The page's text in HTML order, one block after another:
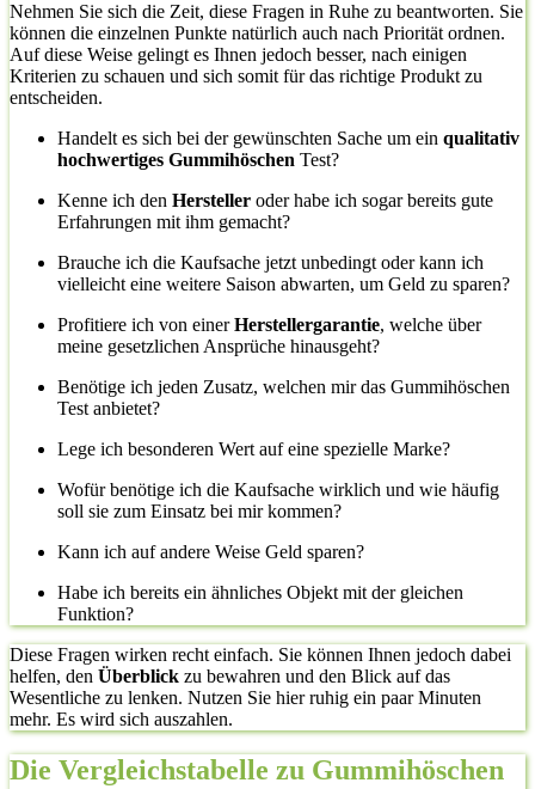
Nehmen Sie sich die Zeit, diese Fragen in Ruhe zu beantworten. Sie
können die einzelnen Punkte natürlich auch nach Priorität ordnen.
Auf diese Weise gelingt es Ihnen jedoch besser, nach einigen
Kriterien zu schauen und sich somit für das richtige Produkt zu
entscheiden.
Handelt es sich bei der gewünschten Sache um ein qualitativ
hochwertiges Gummihöschen Test?
Kenne ich den Hersteller oder habe ich sogar bereits gute
Erfahrungen mit ihm gemacht?
Brauche ich die Kaufsache jetzt unbedingt oder kann ich
vielleicht eine weitere Saison abwarten, um Geld zu sparen?
Profitiere ich von einerHerstellergarantie, welche über
meine gesetzlichen Ansprüche hinausgeht?
Benötige ich jeden Zusatz, welchen mir das Gummihöschen
Test anbietet?
Lege ich besonderen Wert auf eine spezielle Marke?
Wofür benötige ich die Kaufsache wirklich und wie häufig
soll sie zum Einsatz bei mir kommen?
Kann ich auf andere Weise Geld sparen?
Habe ich bereits ein ähnliches Objekt mit der gleichen
Funktion?
Diese Fragen wirken recht einfach. Sie können Ihnen jedoch dabei
helfen, den Überblick zu bewahren und den Blick auf das
Wesentliche zu lenken. Nutzen Sie hier ruhig ein paar Minuten
mehr. Es wird sich auszahlen.
Die Vergleichstabelle zu Gummihöschen